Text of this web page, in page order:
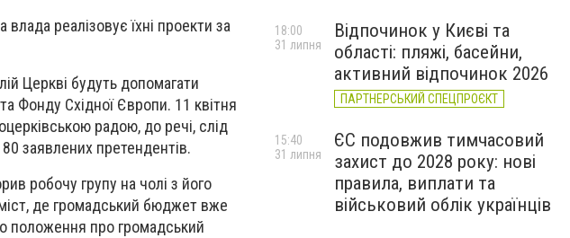
влада реалізовує їхні проекти за
Церкві будуть допомагати
та Фонду Східної Європи. 11 квітня
радою, до речі, слід
заявлених претендентів.
робочу групу на чолі з його
де громадський бюджет вже
положення про громадський
Відпочинок у Києві та
області: пляжі, басейни,
активний відпочинок 2026
ПАРТНЕРСЬКИЙ СПЕЦПРОЄКТ
18:00
31 липня
ЄС подовжив тимчасовий
захист до 2028 року: нові
правила, виплати та
військовий облік українців
15:40
31 липня